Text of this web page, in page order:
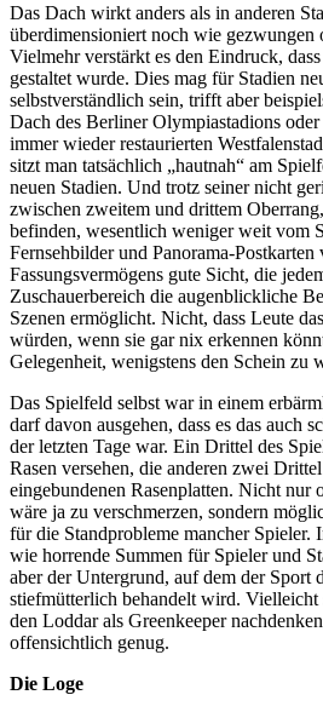
Das Dach wirkt anders als in anderen
überdimensioniert noch wie gezwungen
Vielmehr verstärkt es den Eindruck,
gestaltet wurde. Dies mag für Stadien
selbstverständlich sein, trifft aber
Dach des Berliner Olympiastadions
immer wieder restaurierten
sitzt man tatsächlich „hautnah“ am
neuen Stadien. Und trotz seiner nicht
zwischen zweitem und drittem
befinden, wesentlich weniger weit vom
Fernsehbilder und Panorama-
Fassungsvermögens gute Sicht, die
Zuschauerbereich die augenblickliche
Szenen ermöglicht. Nicht, dass Leute
würden, wenn sie gar nix erkennen
Gelegenheit, wenigstens den Schein zu
Das Spielfeld selbst war in einem
darf davon ausgehen, dass es das auch
der letzten Tage war. Ein Drittel des
Rasen versehen, die anderen zwei
eingebundenen Rasenplatten. Nicht nur
wäre ja zu verschmerzen, sondern
für die Standprobleme mancher Spieler.
wie horrende Summen für Spieler und
aber der Untergrund, auf dem der Sport
stiefmütterlich behandelt wird. Vielleicht
den Loddar als Greenkeeper
offensichtlich genug.
Die Loge